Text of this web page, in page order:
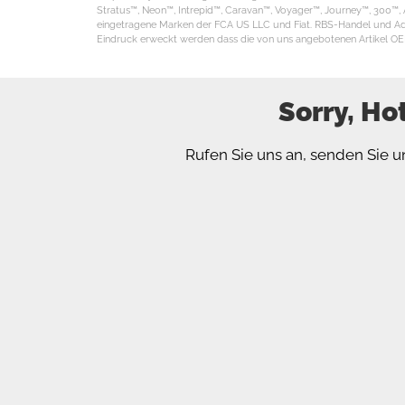
Stratus™, Neon™, Intrepid™, Caravan™, Voyager™, Journey™,
eingetragene Marken der FCA US LLC und Fiat. RBS-Handel und
Eindruck erweckt werden dass die von uns angebotenen Artikel
Sorry,
Rufen Sie uns an, senden Sie